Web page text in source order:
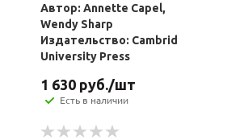
Автор: Annette Capel,
Wendy Sharp
Издательство: Cambridge
University Press
1 630 руб./шт
Есть в наличии